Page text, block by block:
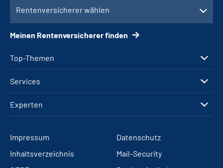
Top-Themen
Services
Experten
Rentenversicherer wählen
Meinen Rentenversicherer finden
Impressum
Datenschutz
Inhaltsverzeichnis
Mail-Security